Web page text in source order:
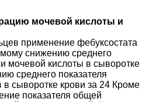
мочевой кислоты и
применение фебуксостата
снижению среднего
мочевой кислоты в сыворотке
среднего показателя
в сыворотке крови за 24 Кроме
показателя общей